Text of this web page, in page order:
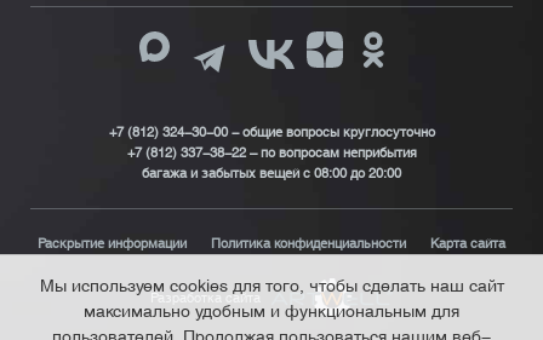
+7 (812) 324-30-00 - общие вопросы круглосуточно
+7 (812) 337-38-22 – по вопросам неприбытия
багажа и забытых вещей с 08:00 до 20:00
Раскрытие информации Политика конфиденциальности Карта сайта
Разработка сайта
Мы используем cookies для того, чтобы сделать наш сайт
максимально удобным и функциональным для